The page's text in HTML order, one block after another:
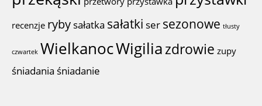
recenzje ryby sałatka sałatki ser sezonowe tłusty
czwartek WielkanocWigiliazdrowie zupy
śniadania śniadanie